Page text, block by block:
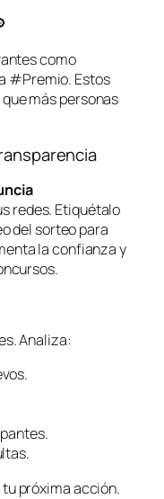
como
#Premio. Estos
más personas
redes. Etiquétalo
del sorteo para
la confianza y
Analiza:
próxima acción.